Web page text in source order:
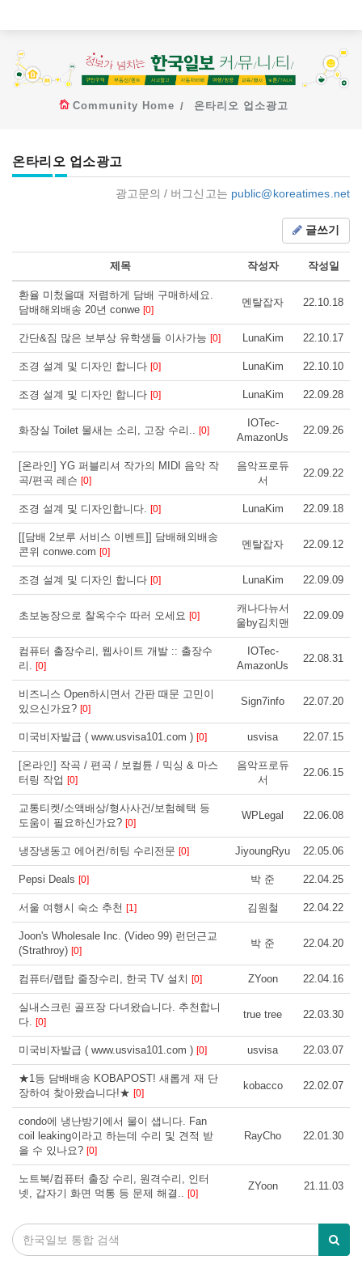
Community Home 온타리오 업소광고
온타리오 업소광고
광고문의 / 버그신고는 public@koreatimes.net
글쓰기
제목 작성자 작성일
환율 미첬을때 저렴하게 담배 구매하세요.
담배해외배송 20년 conwe [0]
멘탈잡자 22.10.18
간단&짐 많은 보부상 유학생들 이사가능 [0] LunaKim 22.10.17
조경 설계 및 디자인 합니다 [0] LunaKim 22.10.10
조경 설계 및 디자인 합니다 [0] LunaKim 22.09.28
화장실 Toilet 물새는 소리, 고장 수리.. [0]
IOTec-
AmazonUs
22.09.26
[온라인] YG 퍼블리셔 작가의 MIDI 음악 작
곡/편곡 레슨 [0]
음악프로듀
서
22.09.22
조경 설계 및 디자인합니다. [0] LunaKim 22.09.18
[[담배 2보루 서비스 이벤트]] 담배해외배송
콘위 conwe.com [0]
멘탈잡자 22.09.12
조경 설계 및 디자인 합니다 [0] LunaKim 22.09.09
초보농장으로 찰옥수수 따러 오세요 [0]
캐나다뉴서
울by김치맨
22.09.09
컴퓨터 출장수리, 웹사이트 개발 :: 출장수
리. [0]
IOTec-
AmazonUs
22.08.31
비즈니스 Open하시면서 간판 때문 고민이
있으신가요? [0]
Sign7info 22.07.20
미국비자발급 ( www.usvisa101.com ) [0] usvisa 22.07.15
[온라인] 작곡 / 편곡 / 보컬튠 / 믹싱 & 마스
터링 작업 [0]
음악프로듀
서
22.06.15
교통티켓/소액배상/형사사건/보험혜택 등
도움이 필요하신가요? [0]
WPLegal 22.06.08
냉장냉동고 에어컨/히팅 수리전문 [0] JiyoungRyu 22.05.06
Pepsi Deals [0] 박 준 22.04.25
서울 여행시 숙소 추천 [1] 김원철 22.04.22
Joon's Wholesale Inc. (Video 99) 런던근교
(Strathroy) [0]
박 준 22.04.20
컴퓨터/랩탑 줄장수리, 한국 TV 설치 [0] ZYoon 22.04.16
실내스크린 골프장 다녀왔습니다. 추천합니
다. [0]
true tree 22.03.30
미국비자발급 ( www.usvisa101.com ) [0] usvisa 22.03.07
★1등 담배배송 KOBAPOST! 새롭게 재 단
장하여 찾아왔습니다!★ [0]
kobacco 22.02.07
condo에 냉난방기에서 물이 샙니다. Fan
coil leaking이라고 하는데 수리 및 견적 받
을 수 있나요? [0]
RayCho 22.01.30
노트북/컴퓨터 출장 수리, 원격수리, 인터
넷, 갑자기 화면 먹통 등 문제 해결.. [0]
ZYoon 21.11.03